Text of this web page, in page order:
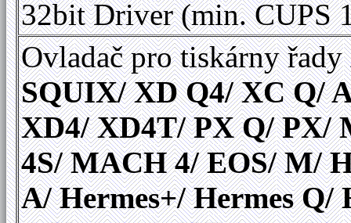
32bit Driver (min. CUPS
Ovladač pro tiskárny řady
SQUIX/ XD Q4/ XC Q/
XD4/ XD4T/ PX Q/ PX/
4S/ MACH 4/ EOS/ M/
A/ Hermes+/ Hermes Q/